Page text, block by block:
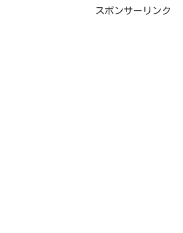
スポンサーリンク